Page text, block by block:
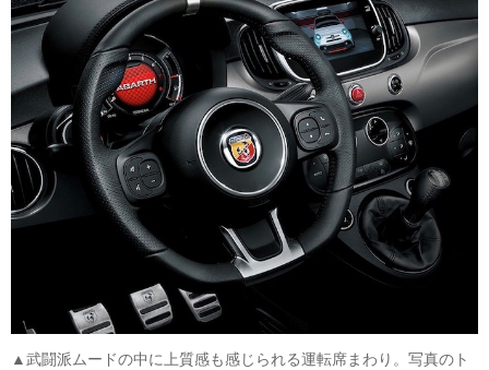
▲武闘派ムードの中に上質感も感じられる運転席まわり。写真のト